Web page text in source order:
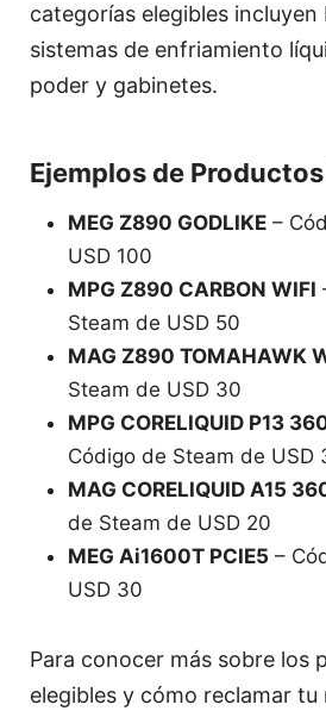
categorías elegibles incluyen
sistemas de enfriamiento
poder y gabinetes.
Ejemplos de
MEG Z890 GODLIKE –
USD 100
MPG Z890 CARBON WIFI
Steam de USD 50
MAG Z890 TOMAHAWK
Steam de USD 30
MPG CORELIQUID P13
Código de Steam de USD
MAG CORELIQUID A15
de Steam de USD 20
MEG Ai1600T PCIE5 –
USD 30
Para conocer más sobre los
elegibles y cómo reclamar tu